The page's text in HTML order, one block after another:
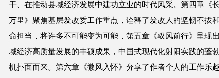
干、在推动县域经济发展中建功立业的时代风采。第四章《
万里》聚焦基层发改委工作重点，诠释了发改人的坚韧不拔
命担当，将许多不可能变为可能，第五章《驭风前行》呈现
域经济高质量发展的丰硕成果，中国式现代化射阳实践的蓬
机扑面而来。第六章《微风入怀》分享了作者个人的工作乐